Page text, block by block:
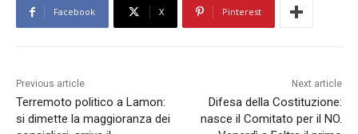
Facebook X Pinterest
Previous article
Terremoto politico a Lamon:
si dimette la maggioranza dei
Next article
Difesa della Costituzione:
nasce il Comitato per il NO.